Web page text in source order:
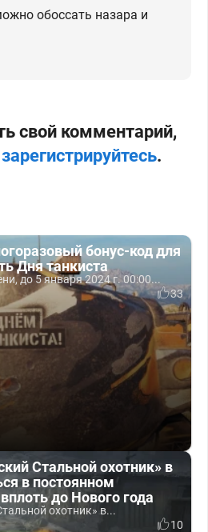
обоссать назара и
свой комментарий,
зарегистрируйтесь.
бонус-код для
Дня танкиста
до 5 января 2024 г. 00:00...
33
Стальной охотник» в
в постоянном
до Нового года
охотник» в...
10